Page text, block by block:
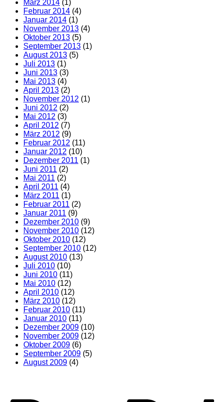
März 2014 (1)
Februar 2014 (4)
Januar 2014 (1)
November 2013 (4)
Oktober 2013 (5)
September 2013 (1)
August 2013 (5)
Juli 2013 (1)
Juni 2013 (3)
Mai 2013 (4)
April 2013 (2)
November 2012 (1)
Juni 2012 (2)
Mai 2012 (3)
April 2012 (7)
März 2012 (9)
Februar 2012 (11)
Januar 2012 (10)
Dezember 2011 (1)
Juni 2011 (2)
Mai 2011 (2)
April 2011 (4)
März 2011 (1)
Februar 2011 (2)
Januar 2011 (9)
Dezember 2010 (9)
November 2010 (12)
Oktober 2010 (12)
September 2010 (12)
August 2010 (13)
Juli 2010 (10)
Juni 2010 (11)
Mai 2010 (12)
April 2010 (12)
März 2010 (12)
Februar 2010 (11)
Januar 2010 (11)
Dezember 2009 (10)
November 2009 (12)
Oktober 2009 (6)
September 2009 (5)
August 2009 (4)